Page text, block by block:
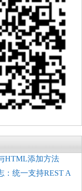
HTML添加方法
：统一支持REST A